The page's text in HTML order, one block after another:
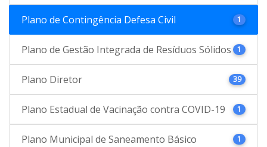
Plano de Contingência Defesa Civil 1
Plano de Gestão Integrada de Resíduos Sólidos 1
Plano Diretor 39
Plano Estadual de Vacinação contra COVID-19 1
Plano Municipal de Saneamento Básico 1